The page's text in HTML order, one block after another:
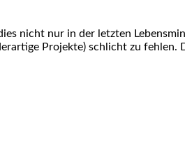
nicht nur in der letz­ten
Pro­jek­te) schlicht zu feh­len.